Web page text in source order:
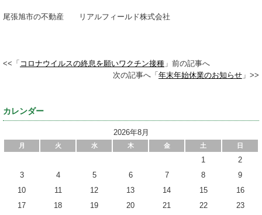
尾張旭市の不動産 リアルフィールド株式会社
<<「 コロナウイルスの終息を願いワクチン接種 」前の記事へ
次の記事へ「年末年始休業のお知らせ 」>>
カレンダー
2026年8月
月 火 水 木 金 土 日
1
2
3
4 5 6 7 8
9
10
11 12 13 14 15
16
17
18 19 20 21 22
23